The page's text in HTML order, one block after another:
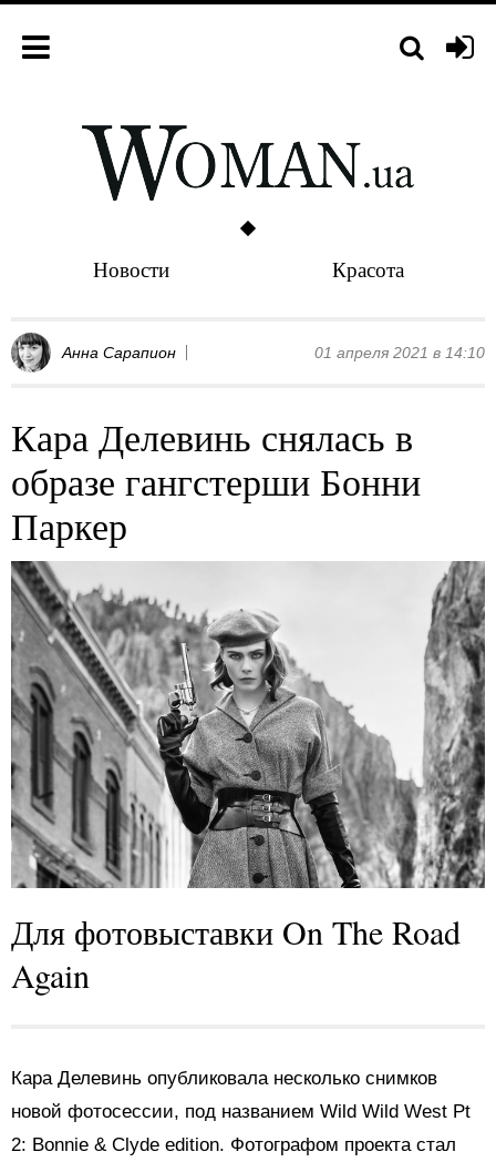
Новости Красота
Анна Сарапион 01 апреля 2021 в 14:10
Кара Делевинь снялась в
образе гангстерши Бонни
Паркер
Для фотовыставки On The Road
Again
Кара Делевинь опубликовала несколько снимков
новой фотосессии, под названием Wild Wild West Pt
2: Bonnie & Clyde edition. Фотографом проекта стал